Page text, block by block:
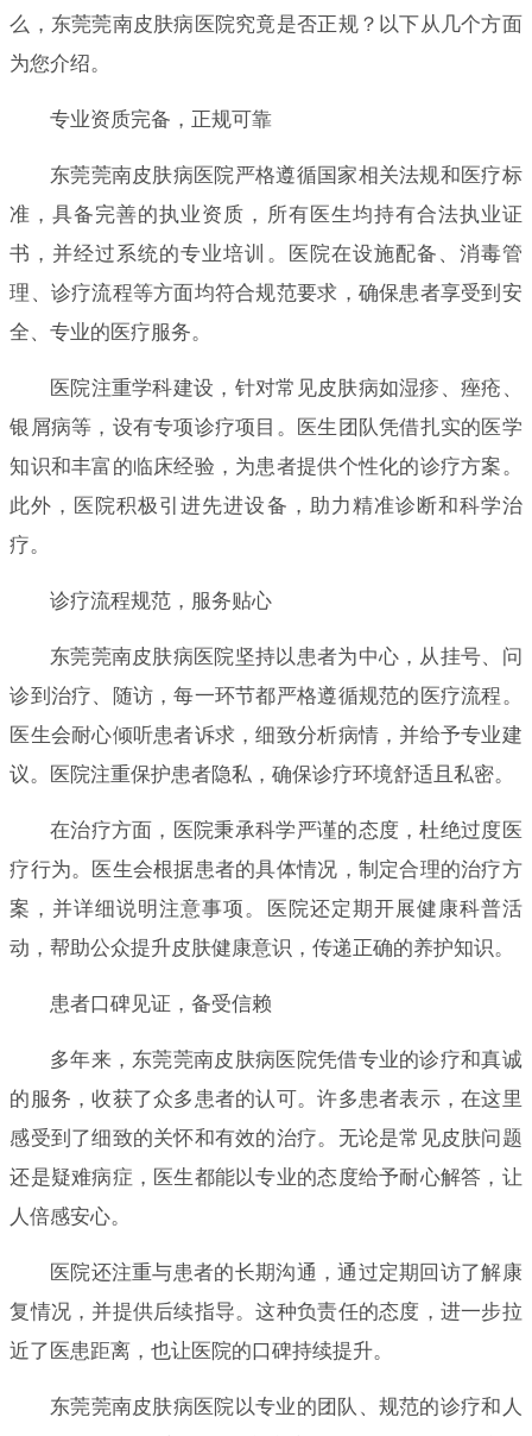
么，东莞莞南皮肤病医院究竟是否正规？以下从几个方面
为您介绍。
专业资质完备，正规可靠
东莞莞南皮肤病医院严格遵循国家相关法规和医疗标
准，具备完善的执业资质，所有医生均持有合法执业证
书，并经过系统的专业培训。医院在设施配备、消毒管
理、诊疗流程等方面均符合规范要求，确保患者享受到安
全、专业的医疗服务。
医院注重学科建设，针对常见皮肤病如湿疹、痤疮、
银屑病等，设有专项诊疗项目。医生团队凭借扎实的医学
知识和丰富的临床经验，为患者提供个性化的诊疗方案。
此外，医院积极引进先进设备，助力精准诊断和科学治
疗。
诊疗流程规范，服务贴心
东莞莞南皮肤病医院坚持以患者为中心，从挂号、问
诊到治疗、随访，每一环节都严格遵循规范的医疗流程。
医生会耐心倾听患者诉求，细致分析病情，并给予专业建
议。医院注重保护患者隐私，确保诊疗环境舒适且私密。
在治疗方面，医院秉承科学严谨的态度，杜绝过度医
疗行为。医生会根据患者的具体情况，制定合理的治疗方
案，并详细说明注意事项。医院还定期开展健康科普活
动，帮助公众提升皮肤健康意识，传递正确的养护知识。
患者口碑见证，备受信赖
多年来，东莞莞南皮肤病医院凭借专业的诊疗和真诚
的服务，收获了众多患者的认可。许多患者表示，在这里
感受到了细致的关怀和有效的治疗。无论是常见皮肤问题
还是疑难病症，医生都能以专业的态度给予耐心解答，让
人倍感安心。
医院还注重与患者的长期沟通，通过定期回访了解康
复情况，并提供后续指导。这种负责任的态度，进一步拉
近了医患距离，也让医院的口碑持续提升。
东莞莞南皮肤病医院以专业的团队、规范的诊疗和人